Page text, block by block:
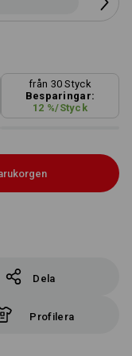
från 30 Styck
Besparingar:
12 %/Styck
Dela
Profilera